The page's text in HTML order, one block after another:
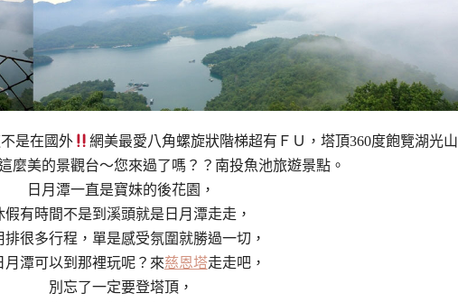
是在國外
網美最愛八角螺旋狀階梯超有ＦＵ，塔頂360度飽覽湖光山
麼美的景觀台～您來過了嗎？？南投魚池旅遊景點。
日月潭一直是寶妹的後花園，
假有時間不是到溪頭就是日月潭走走，
排很多行程，單是感受氛圍就勝過一切，
月潭可以到那裡玩呢？來慈恩塔走走吧，
別忘了一定要登塔頂，